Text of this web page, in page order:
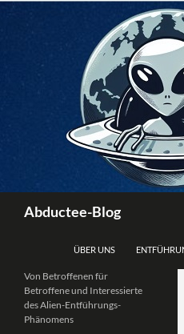
Zum
Abductee-Blog
ÜBER UNS
Von Betroffenen für
Betroffene und Interessierte
des Alien-Entführungs-
Phänomens